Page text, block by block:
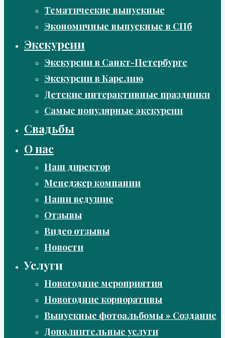
Тематические выпускные
Экономичные выпускные в СПб
Экскурсии
Экскурсии в Санкт-Петербурге
Экскурсии в Карелию
Детские интерактивные праздники
Самые популярные экскурсии
Свадьбы
О нас
Наш директор
Менеджер компании
Наши ведущие
Отзывы
Видео отзывы
Новости
Услуги
Новогодние мероприятия
Новогодние корпоративы
Выпускные фотоальбомы » Создание
Дополнительные услуги